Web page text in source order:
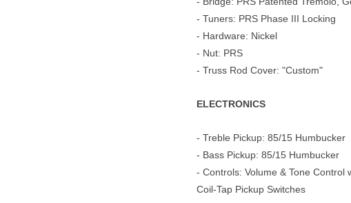
- Tuners: PRS Phase III Locking
- Hardware: Nickel
- Nut: PRS
- Truss Rod Cover: "Custom"
ELECTRONICS
- Treble Pickup: 85/15 Humbucker
- Bass Pickup: 85/15 Humbucker
- Controls: Volume & Tone Control
Coil-Tap Pickup Switches